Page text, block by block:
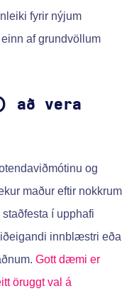
fyrir nýjum
af grundvöllum
að vera
og
maður eftir nokkrum
í upphafi
innblæstri eða
Gott dæmi er
öruggt val á